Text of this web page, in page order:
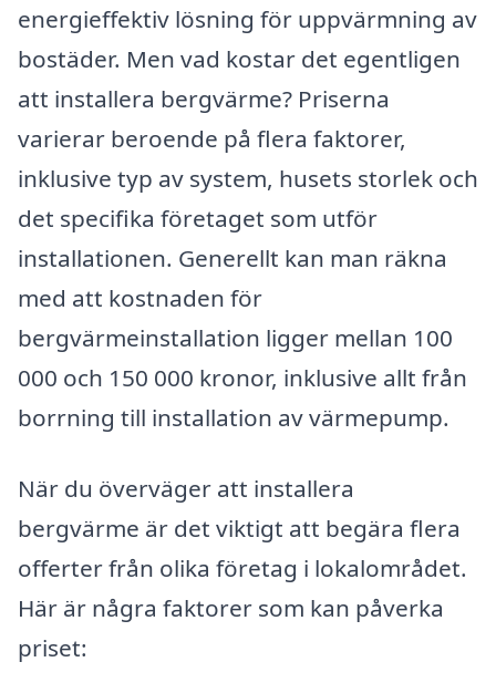
energieffektiv lösning för uppvärmning av
bostäder. Men vad kostar det egentligen
att installera bergvärme? Priserna
varierar beroende på flera faktorer,
inklusive typ av system, husets storlek och
det specifika företaget som utför
installationen. Generellt kan man räkna
med att kostnaden för
bergvärmeinstallation ligger mellan 100
000 och 150 000 kronor, inklusive allt från
borrning till installation av värmepump.
När du överväger att installera
bergvärme är det viktigt att begära flera
offerter från olika företag i lokalområdet.
Här är några faktorer som kan påverka
priset: